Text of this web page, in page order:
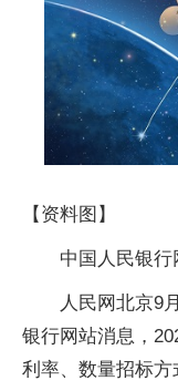
【资料图】
中国人民银行
人民网北京9
银行网站消息，
利率、数量招标方